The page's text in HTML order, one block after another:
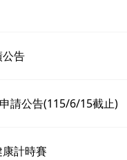
告
請公告(115/6/15截止)
計時賽